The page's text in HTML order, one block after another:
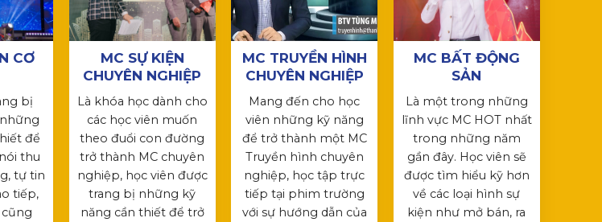
CƠ
bị
để
thu
tự tin
tiếp,
MC SỰ KIỆN
CHUYÊN NGHIỆP
Là khóa học dành cho
các học viên muốn
theo đuổi con đường
trở thành MC chuyên
nghiệp, học viên được
trang bị những kỹ
năng cần thiết để trở
MC TRUYỀN HÌNH
CHUYÊN NGHIỆP
Mang đến cho học
viên những kỹ năng
để trở thành một MC
Truyền hình chuyên
nghiệp, học tập trực
tiếp tại phim trường
với sự hướng dẫn của
MC BẤT ĐỘNG
SẢN
Là một trong những
lĩnh vực MC HOT nhất
trong những năm
gần đây. Học viên sẽ
được tìm hiểu kỹ hơn
về các loại hình sự
kiện như mở bán, ra